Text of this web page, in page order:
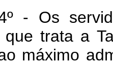
trata a
máximo